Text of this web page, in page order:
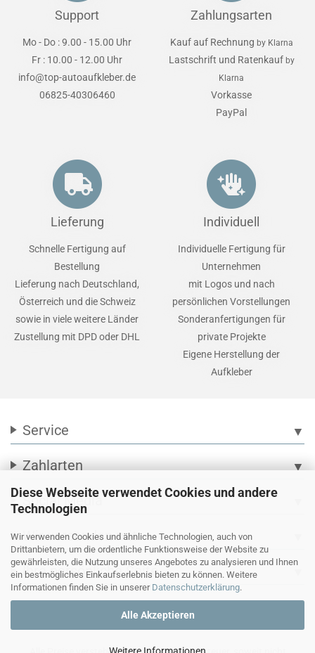
Diese Webseite verwendet Cookies und andere
Technologien
Wir verwenden Cookies und ähnliche Technologien, auch von
Drittanbietern, um die ordentliche Funktionsweise der Website zu
gewährleisten, die Nutzung unseres Angebotes zu analysieren und Ihnen
ein bestmögliches Einkaufserlebnis bieten zu können. Weitere
Informationen finden Sie in unserer Datenschutzerklärung.
Alle Akzeptieren
Support
Mo - Do : 9.00 - 15.00 Uhr
Fr : 10.00 - 12.00 Uhr
info@top-autoaufkleber.de
06825-40306460
Zahlungsarten
Kauf auf Rechnung by Klarna
Lastschrift und Ratenkauf by
Klarna
Vorkasse
PayPal
Lieferung
Schnelle Fertigung auf
Bestellung
Lieferung nach Deutschland,
Österreich und die Schweiz
sowie in viele weitere Länder
Zustellung mit DPD oder DHL
Individuell
Individuelle Fertigung für
Unternehmen
mit Logos und nach
persönlichen Vorstellungen
Sonderanfertigungen für
private Projekte
Eigene Herstellung der
Aufkleber
Service ▼
Zahlarten ▼
Social Media
Wir versenden mit
Ihre persönliche Seite